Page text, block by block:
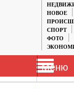
НОВОЕ
СПОРТ
ФОТО
Меню